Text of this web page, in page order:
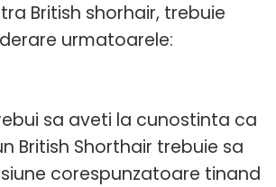
British shorhair, trebuie
urmatoarele:
sa aveti la cunostinta ca
British Shorthair trebuie sa
corespunzatoare tinand